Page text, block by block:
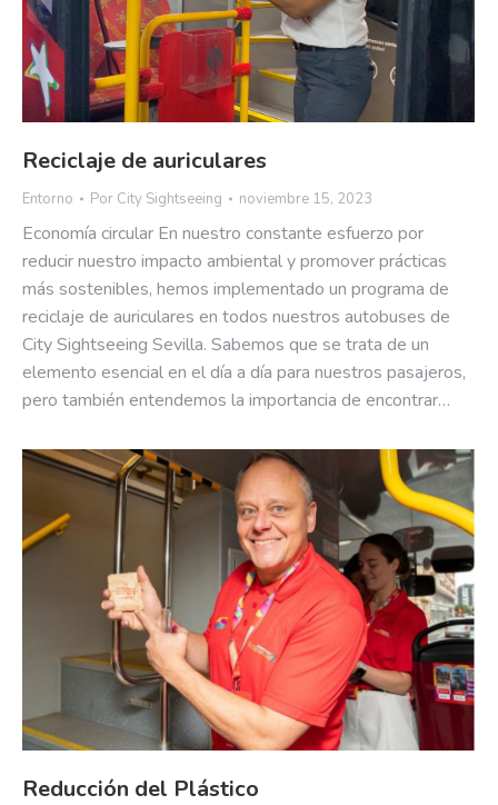
Reciclaje de auriculares
Entorno Por City Sightseeing noviembre 15, 2023
Economía circular En nuestro constante esfuerzo por
reducir nuestro impacto ambiental y promover prácticas
más sostenibles, hemos implementado un programa de
reciclaje de auriculares en todos nuestros autobuses de
City Sightseeing Sevilla. Sabemos que se trata de un
elemento esencial en el día a día para nuestros pasajeros,
pero también entendemos la importancia de encontrar…
Reducción del Plástico